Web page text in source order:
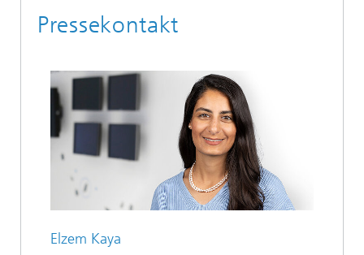
Pressekontakt
Elzem Kaya